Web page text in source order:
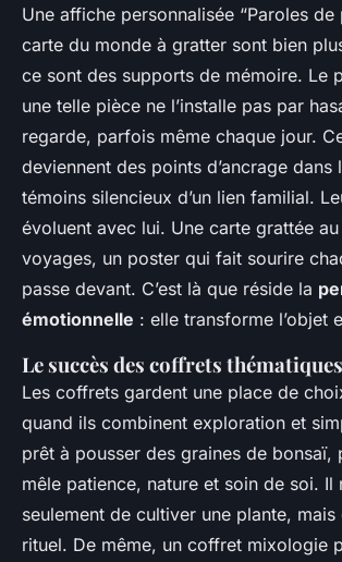
Une affiche personnalisée “Paroles de
carte du monde à gratter sont bien
ce sont des supports de mémoire. Le
une telle pièce ne l’installe pas par
regarde, parfois même chaque jour.
deviennent des points d’ancrage dans
témoins silencieux d’un lien familial.
évoluent avec lui. Une carte grattée
voyages, un poster qui fait sourire
passe devant. C’est là que réside la
émotionnelle : elle transforme l’objet
Le succès des coffrets thématiques
Les coffrets gardent une place de
quand ils combinent exploration et
prêt à pousser des graines de bonsaï,
mêle patience, nature et soin de soi. Il
seulement de cultiver une plante,
rituel. De même, un coffret mixologie